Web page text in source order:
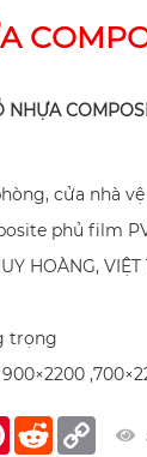
NHỰA
cửa nhà
phủ film
HOÀNG, VIỆT
trọng
900×2200
Pinterest
Reddit Copy
Link